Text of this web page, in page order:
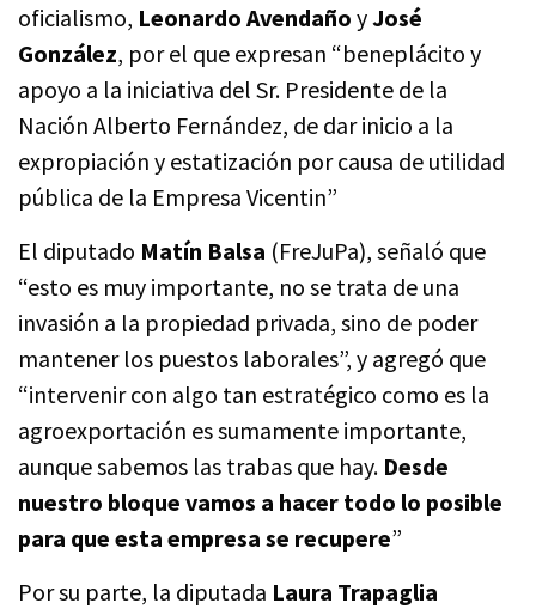
oficialismo, Leonardo Avendaño yJosé
González, por el que expresan “beneplácito y
apoyo a la iniciativa del Sr. Presidente de la
Nación Alberto Fernández, de dar inicio a la
expropiación y estatización por causa de utilidad
pública de la Empresa Vicentin”
El diputado Matín Balsa (FreJuPa), señaló que
“esto es muy importante, no se trata de una
invasión a la propiedad privada, sino de poder
mantener los puestos laborales”, y agregó que
“intervenir con algo tan estratégico como es la
agroexportación es sumamente importante,
aunque sabemos las trabas que hay. Desde
nuestro bloque vamos a hacer todo lo posible
para que esta empresa se recupere”
Por su parte, la diputada Laura Trapaglia